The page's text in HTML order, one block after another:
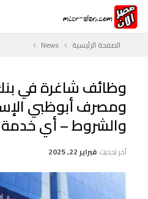
الصفحة الرئيسية News
وظائف شاغرة في
ومصرف أبوظبي
والشروط – أي خدمة
آخر تحديث فبراير 22, 2025